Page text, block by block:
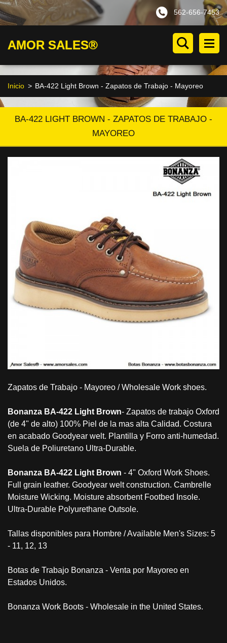
562-656-7453
AMOR SALES®
Inicio > BA-422 Light Brown - Zapatos de Trabajo - Mayoreo
BA-422 LIGHT BROWN - ZAPATOS DE TRABAJO -
MAYOREO
Zapatos de Trabajo - Mayoreo / Wholesale Work shoes.
Bonanza BA-422 Light Brown- Zapatos de trabajo Oxford
(de 4" de alto) 100% Piel de la mas alta Calidad. Costura
en acabado Goodyear welt. Plantilla y Forro anti-humedad.
Suela de Poliuretano Ultra-Durable.
Bonanza BA-422 Light Brown - 4" Oxford Work Shoes.
Full grain leather. Goodyear welt construction. Cambrelle
Moisture Wicking. Moisture absorbent Footbed Insole.
Ultra-Durable Polyurethane Outsole.
Tallas disponibles para Hombre / Available Men's Sizes: 5
- 11, 12, 13
Botas de Trabajo Bonanza - Venta por Mayoreo en
Estados Unidos.
Bonanza Work Boots - Wholesale in the United States.